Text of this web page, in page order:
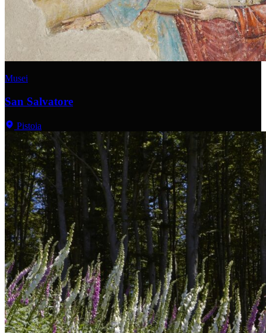
Musei
San Salvatore
Pistoia